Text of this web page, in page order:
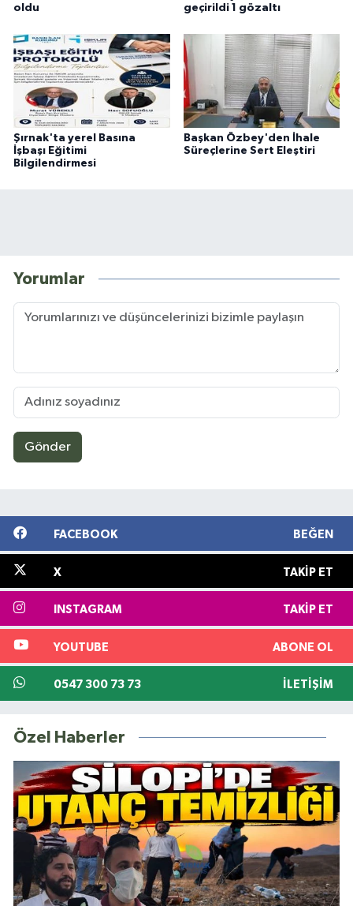
oldu
geçirildi 1 gözaltı
Şırnak'ta yerel Basına
İşbaşı Eğitimi
Bilgilendirmesi
Başkan Özbey'den İhale
Süreçlerine Sert Eleştiri
Yorumlar
Gönder
FACEBOOK BEĞEN
X TAKIP ET
INSTAGRAM TAKIP ET
YOUTUBE ABONE OL
0547 300 73 73 İLETIŞIM
Özel Haberler